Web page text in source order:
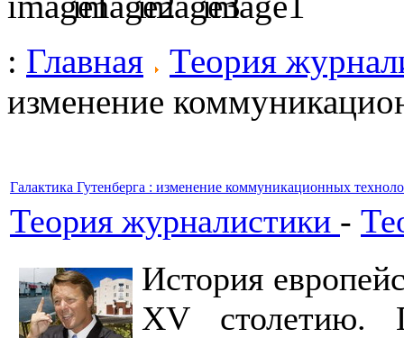
: Главная
Теория
изменение
Галактика Гутенберга : изменение коммуникационных
Теория журналистики -
История
XV столетию.